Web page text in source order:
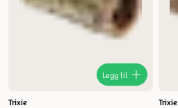
Legg til
Trixie
Trixie